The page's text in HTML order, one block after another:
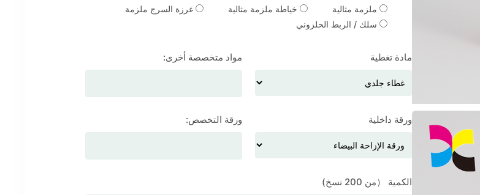
ملزمة مثالية خياطة ملزمة مثالية
غرزة السرج ملزمة
سلك / الربط الحلزوني
مادة تغطية مواد متخصصة أخرى:
ورقة داخلية ورقة التخصص:
الكمية （من 200 نسخ)